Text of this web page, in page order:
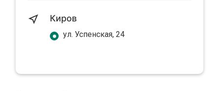
Киров
ул. Успенская, 24